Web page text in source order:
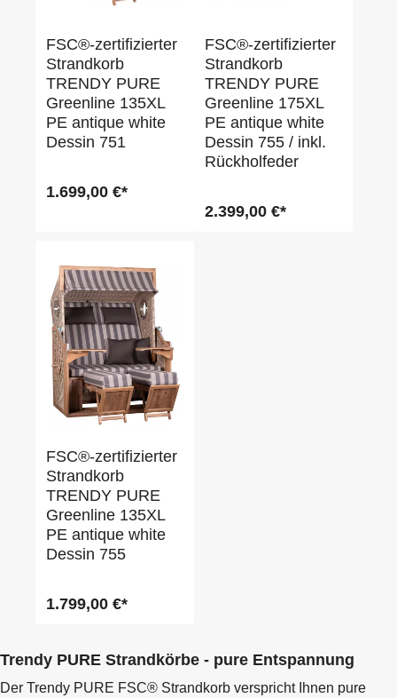
FSC®-zertifizierter
Strandkorb
TRENDY PURE
Greenline 135XL
PE antique white
Dessin 751
1.699,00 €*
FSC®-zertifizierter
Strandkorb
TRENDY PURE
Greenline 175XL
PE antique white
Dessin 755 / inkl.
Rückholfeder
2.399,00 €*
FSC®-zertifizierter
Strandkorb
TRENDY PURE
Greenline 135XL
PE antique white
Dessin 755
1.799,00 €*
Trendy PURE Strandkörbe - pure Entspannung
Der Trendy PURE FSC® Strandkorb verspricht Ihnen pure